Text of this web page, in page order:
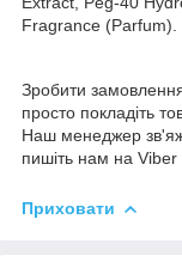
Fragrance (Parfum).
Зробити
просто покладіть
Наш менеджер
пишіть нам на
Приховати